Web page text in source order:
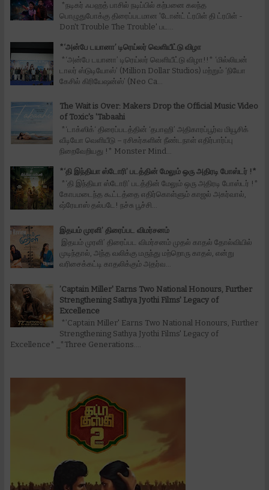
*நடிகர் ஃபஹத் பாசில் நடிப்பில் கற்பனை கலந்த
பொழுதுபோக்கு திரைப்படமான 'டோன்ட் ட்ரபிள் தி ட்ரபிள் -
Don't Trouble The Trouble' பட...
*‘அன்பே டயானா’ டிரெய்லர் வெளியீட்டு விழா
*‘அன்பே டயானா’ டிரெய்லர் வெளியீட்டு விழா!!* ‘மில்லியன்
டாலர் ஸ்டுடியோஸ்’ (Million Dollar Studios) மற்றும் ‘நியோ
கேசில் கிரியேஷன்ஸ்’ (Neo Ca...
The Wait is Over: Makers Drop the Official Music Video
of Toxic's 'Tabaahi
*‘டாக்ஸிக்‘ திரைப்படத்தின் ‘தபாஹி’ அதிகாரப்பூர்வ மியூசிக்
வீடியோ வெளியீடு – ரசிகர்களின் நீண்டநாள் எதிர்பார்ப்பு
நிறைவேறியது !* Monster Mind...
*‘தி இந்தியா ஸ்டோரி’ படத்தின் மேலும் ஒரு அதிரடி போஸ்டர் !*
*‘தி இந்தியா ஸ்டோரி’ படத்தின் மேலும் ஒரு அதிரடி போஸ்டர் !*
கோபமடைந்த கூட்டத்தை எதிர்கொள்ளும் காஜல் அகர்வால்,
ஷ்ரேயாஸ் தல்படே! நச்சு பூச்சி...
இதயம் முரளி’ திரைப்பட விமர்சனம்
இதயம் முரளி’ திரைப்பட விமர்சனம் முதல் காதல் தோல்வியில்
முடிந்தால், அந்த வலிக்கு மருந்து மற்றொரு காதல், என்று
வரிசைக்கட்டி காதலிக்கும் அதர்வ...
’Captain Miller' Earns Two National Honours, Further
Strengthening Sathya Jyothi Films' Legacy of
Excellence
*’Captain Miller' Earns Two National Honours, Further
Strengthening Sathya Jyothi Films' Legacy of
Excellence* _*Three Generations....